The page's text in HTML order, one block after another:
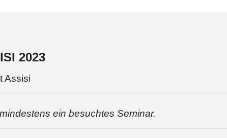
2023
Assisi
ein besuchtes Seminar.